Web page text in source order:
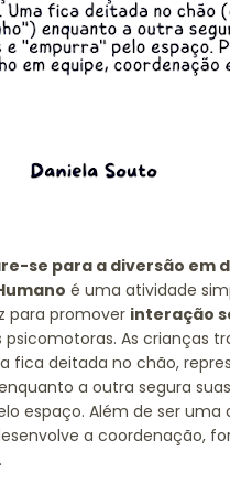
se para a diversão em
é uma atividade
para promover interação
psicomotoras. As crianças
fica deitada no chão,
a outra segura
espaço. Além de ser uma
a coordenação,